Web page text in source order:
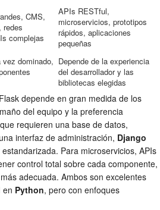
CMS,
redes
complejas
APIs RESTful,
microservicios, prototipos
rápidos, aplicaciones
pequeñas
vez dominado, Depende de la experiencia
del desarrollador y las
bibliotecas elegidas
depende en gran medida de los
del equipo y la preferencia
requieren una base de datos,
interfaz de administración, Django
Para microservicios, APIs
control total sobre cada componente,
adecuada. Ambos son excelentes
en Python, pero con enfoques